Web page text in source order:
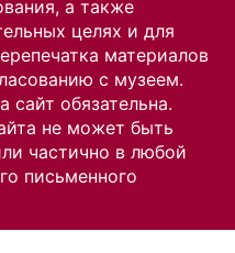
а также
целях и для
материалов
с музеем.
сайт обязательна.
не может быть
частично в любой
письменного